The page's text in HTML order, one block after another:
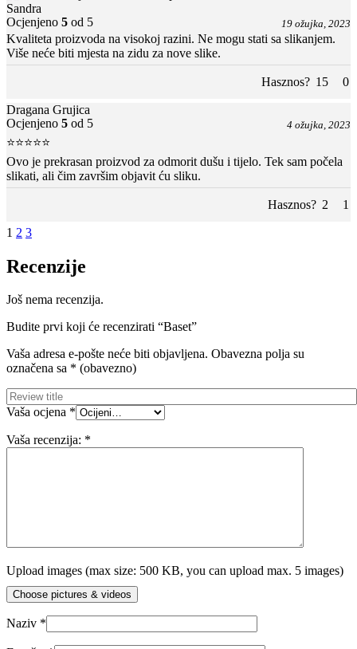
Sandra
Ocjenjeno 5 od 5 19 ožujka, 2023
Kvaliteta proizvoda na visokoj razini. Ne mogu stati sa slikanjem.
Više neće biti mjesta na zidu za nove slike.
Hasznos? 15 0
Dragana Grujica
Ocjenjeno 5 od 5 4 ožujka, 2023
⭐⭐⭐⭐⭐
Ovo je prekrasan proizvod za odmorit dušu i tijelo. Tek sam počela
slikati, ali čim završim objavit ću sliku.
Hasznos? 2 1
1 2 3
Recenzije
Još nema recenzija.
Budite prvi koji će recenzirati “Baset”
Vaša adresa e-pošte neće biti objavljena. Obavezna polja su
označena sa * (obavezno)
Vaša ocjena *
Vaša recenzija: *
Upload images (max size: 500 KB, you can upload max. 5 images)
Choose pictures & videos
Naziv *